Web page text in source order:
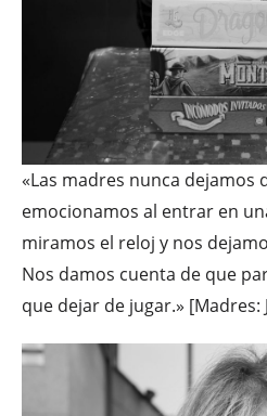
«Las madres nunca dejamos
emocionamos al entrar en
miramos el reloj y nos
Nos damos cuenta de que
que dejar de jugar.» [Madres: